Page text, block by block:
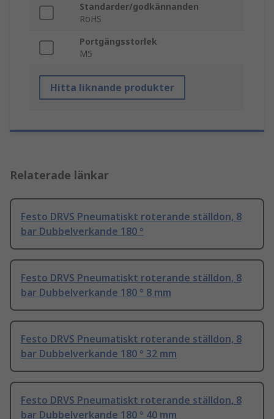
Standarder/godkännanden
RoHS
Portgängsstorlek
M5
Hitta liknande produkter
Relaterade länkar
Festo DRVS Pneumatiskt roterande ställdon, 8
bar Dubbelverkande 180 °
Festo DRVS Pneumatiskt roterande ställdon, 8
bar Dubbelverkande 180 ° 8 mm
Festo DRVS Pneumatiskt roterande ställdon, 8
bar Dubbelverkande 180 ° 32 mm
Festo DRVS Pneumatiskt roterande ställdon, 8
bar Dubbelverkande 180 ° 40 mm